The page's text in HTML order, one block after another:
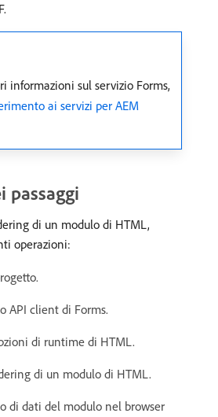
informazioni sul servizio Forms,
ai servizi per AEM
passaggi
di un modulo di HTML,
operazioni:
API client di Forms.
di runtime di HTML.
di un modulo di HTML.
di dati del modulo nel browser